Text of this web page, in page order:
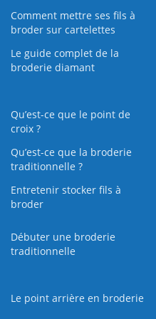
Comment mettre ses fils à
broder sur cartelettes
Le guide complet de la
broderie diamant
Qu’est-ce que le point de
croix ?
Qu’est-ce que la broderie
traditionnelle ?
Entretenir stocker fils à
broder
Débuter une broderie
traditionnelle
Le point arrière en broderie